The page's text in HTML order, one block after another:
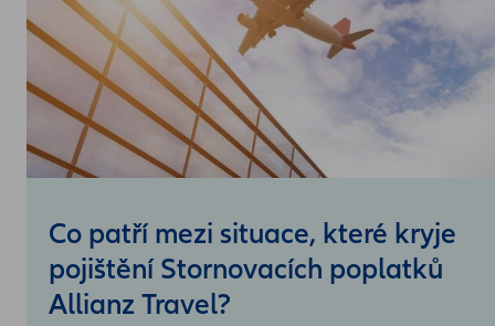
Co patří mezi situace, které kryje
pojištění Stornovacích poplatků
Allianz Travel?